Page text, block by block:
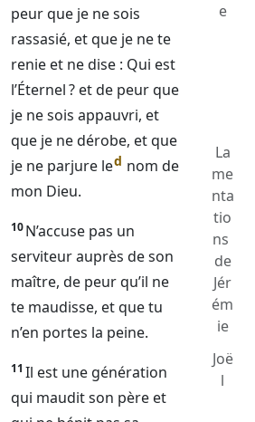
peur que je ne sois
rassasié, et que je ne te
renie et ne dise : Qui est
l’Éternel? et de peur que
je ne sois appauvri, et
que je ne dérobe, et que
je ne parjure led nom de
mon Dieu.
10N’accuse pas un
serviteur auprès de son
maître, de peur qu’il ne
te maudisse, et que tu
n’en portes la peine.
11 Il est une génération
qui maudit son père et
e
La
me
nta
tio
ns
de
Jér
ém
ie
Joë
l